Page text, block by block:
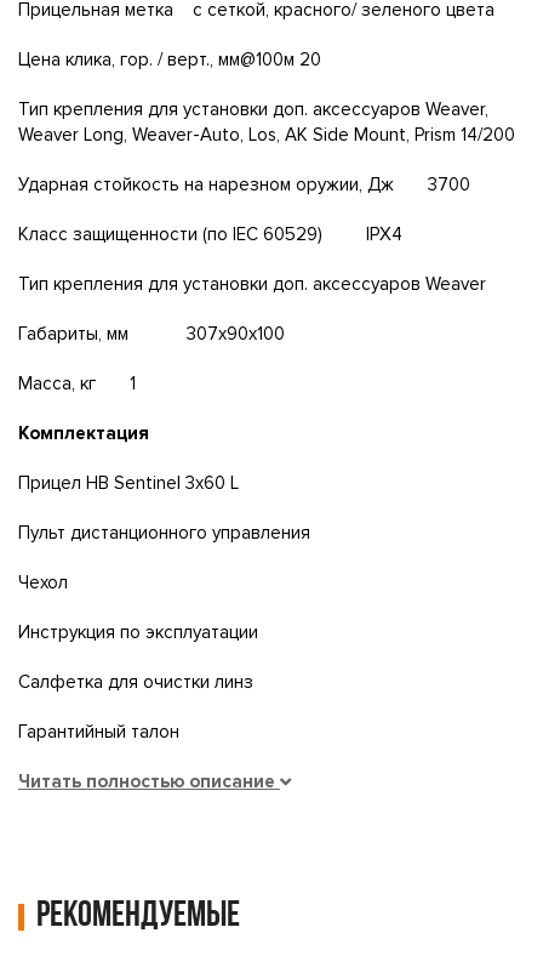
Прицельная метка с сеткой, красного/ зеленого цвета
Цена клика, гор. / верт., мм@100м 20
Тип крепления для установки доп. аксессуаров Weaver,
Weaver Long, Weaver-Auto, Los, AK Side Mount, Prism 14/200
Ударная стойкость на нарезном оружии, Дж 3700
Класс защищенности (по IEC 60529) IPX4
Тип крепления для установки доп. аксессуаров Weaver
Габариты, мм 307x90x100
Масса, кг 1
Комплектация
Прицел НВ Sentinel 3x60 L
Пульт дистанционного управления
Чехол
Инструкция по эксплуатации
Салфетка для очистки линз
Гарантийный талон
Читать полностью описание
Рекомендуемые